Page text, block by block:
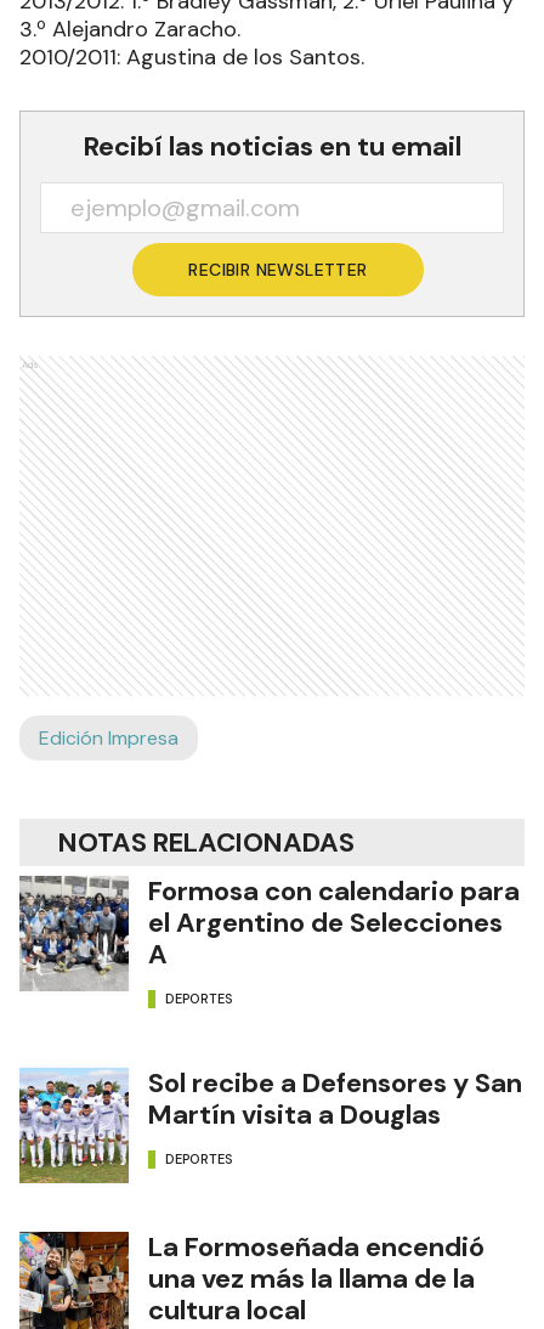
3.º Alejandro Zaracho.
2010/2011: Agustina de los Santos.
Recibí las noticias en tu email
RECIBIR NEWSLETTER
Ads
Edición Impresa
NOTAS RELACIONADAS
Formosa con calendario para
el Argentino de Selecciones
A
DEPORTES
Sol recibe a Defensores y San
Martín visita a Douglas
DEPORTES
La Formoseñada encendió
una vez más la llama de la
cultura local